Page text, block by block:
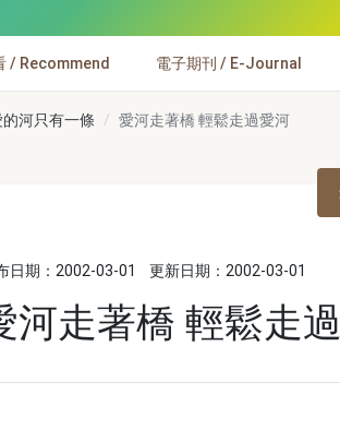
/ Recommend 電子期刊 / E-Journal
河只有一條 愛河走著橋 輕鬆走過愛河
日期：2002-03-01 更新日期：2002-03-01
河走著橋 輕鬆走